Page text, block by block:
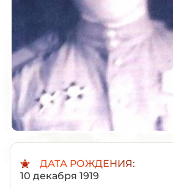
ДАТА РОЖДЕНИЯ:
10 декабря 1919